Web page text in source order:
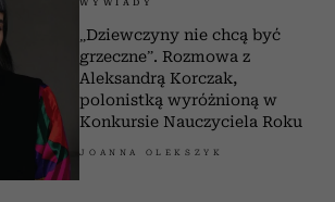
WYWIADY
„Dziewczyny nie chcą być
grzeczne”. Rozmowa z
Aleksandrą Korczak,
polonistką wyróżnioną w
Konkursie Nauczyciela Roku
JOANNA OLEKSZYK